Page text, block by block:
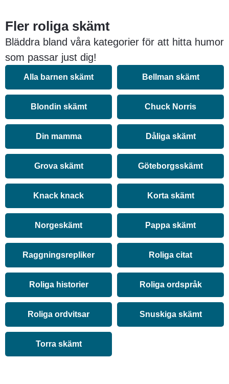
Fler roliga skämt
Bläddra bland våra kategorier för att hitta humor
som passar just dig!
Alla barnen skämt Bellman skämt
Blondin skämt Chuck Norris
Din mamma Dåliga skämt
Grova skämt Göteborgsskämt
Knack knack Korta skämt
Norgeskämt Pappa skämt
Raggningsrepliker Roliga citat
Roliga historier Roliga ordspråk
Roliga ordvitsar Snuskiga skämt
Torra skämt